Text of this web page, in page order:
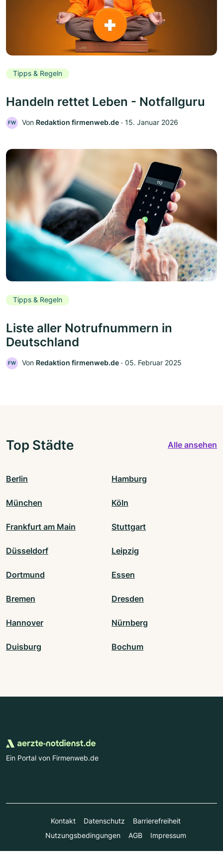
Tipps & Regeln
Handeln rettet Leben - Notfallguru
FW Von Redaktion firmenweb.de ‧ 15. Januar 2026
Tipps & Regeln
Liste aller Notrufnummern in
Deutschland
FW Von Redaktion firmenweb.de ‧ 05. Februar 2025
Top Städte Alle ansehen
Berlin Hamburg
München Köln
Frankfurt am Main Stuttgart
Düsseldorf Leipzig
Dortmund Essen
Bremen Dresden
Hannover Nürnberg
Duisburg Bochum
Ein Portal von Firmenweb.de
Kontakt Datenschutz
Barrierefreiheit
Nutzungsbedingungen
AGB Impressum